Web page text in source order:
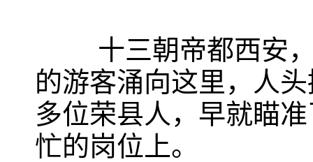
十三朝帝都西安，
的游客涌向这里，人
多位荣县人，早就瞄
忙的岗位上。